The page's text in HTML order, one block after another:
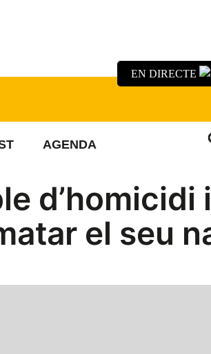
EN DIRECTE
AGENDA
d’homicidi
el seu